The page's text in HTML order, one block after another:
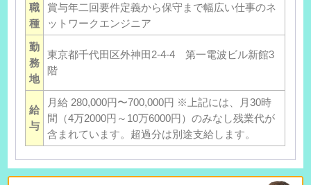
職
種
賞与年二回要件定義から保守まで幅広い仕事のネ
ットワークエンジニア
勤
務
地
東京都千代田区外神田2-4-4 第一電波ビル新館3
階
給
与
月給 280,000円〜700,000円 ※上記には、月30時
間（4万2000円～10万6000円）のみなし残業代が
含まれています。超過分は別途支給します。